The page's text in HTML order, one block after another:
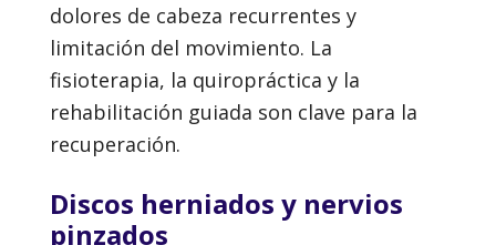
dolores de cabeza recurrentes y
limitación del movimiento. La
fisioterapia, la quiropráctica y la
rehabilitación guiada son clave para la
recuperación.
Discos herniados y nervios
pinzados